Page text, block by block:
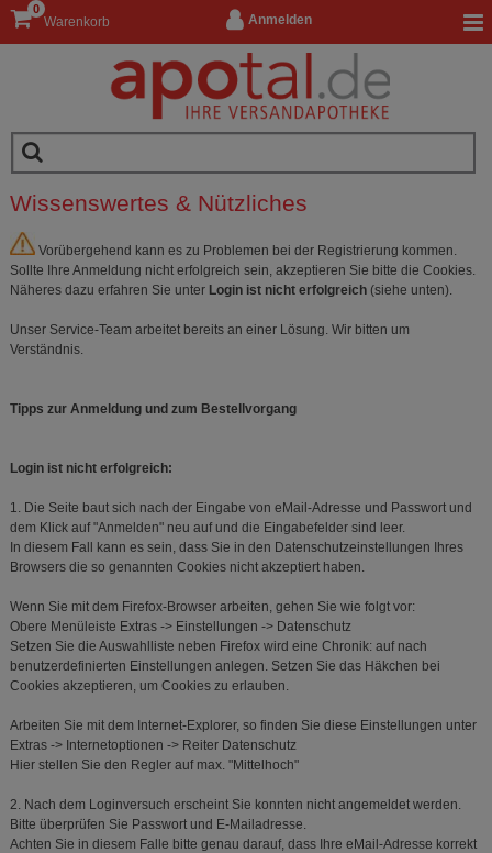
Anmelden
Warenkorb
0
Wissenswertes & Nützliches
Vorübergehend kann es zu Problemen bei der Registrierung kommen.
Sollte Ihre Anmeldung nicht erfolgreich sein, akzeptieren Sie bitte die Cookies.
Näheres dazu erfahren Sie unter Login ist nicht erfolgreich(siehe unten).
Unser Service-Team arbeitet bereits an einer Lösung. Wir bitten um
Verständnis.
Tipps zur Anmeldung und zum Bestellvorgang
Login ist nicht erfolgreich:
1. Die Seite baut sich nach der Eingabe von eMail-Adresse und Passwort und
dem Klick auf "Anmelden" neu auf und die Eingabefelder sind leer.
In diesem Fall kann es sein, dass Sie in den Datenschutzeinstellungen Ihres
Browsers die so genannten Cookies nicht akzeptiert haben.
Wenn Sie mit dem Firefox-Browser arbeiten, gehen Sie wie folgt vor:
Obere Menüleiste Extras -> Einstellungen -> Datenschutz
Setzen Sie die Auswahlliste neben Firefox wird eine Chronik: auf nach
benutzerdefinierten Einstellungen anlegen. Setzen Sie das Häkchen bei
Cookies akzeptieren, um Cookies zu erlauben.
Arbeiten Sie mit dem Internet-Explorer, so finden Sie diese Einstellungen unter
Extras -> Internetoptionen -> Reiter Datenschutz
Hier stellen Sie den Regler auf max. "Mittelhoch"
2. Nach dem Loginversuch erscheint Sie konnten nicht angemeldet werden.
Bitte überprüfen Sie Passwort und E-Mailadresse.
Achten Sie in diesem Falle bitte genau darauf, dass Ihre eMail-Adresse korrekt